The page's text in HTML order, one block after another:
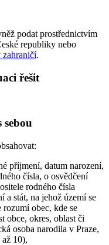
podat prostřednictvím
republiky nebo
zahraničí.
řešit
příjmení, datum narození,
čísla, o osvědčení
rodného čísla
a stát, na jehož území se
rozumí obec, kde se
obce, okres, oblast či
osoba narodila v Praze,
10),